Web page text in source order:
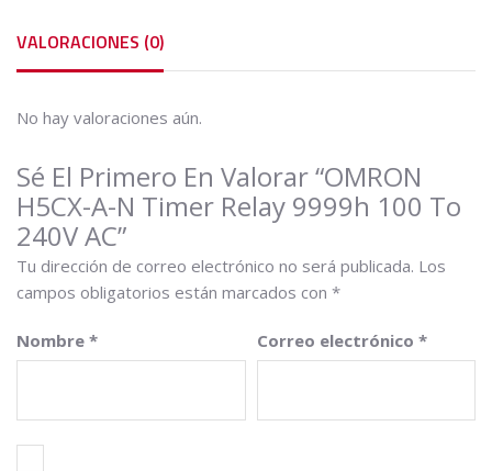
cantidad
VALORACIONES (0)
No hay valoraciones aún.
Sé El Primero En Valorar “OMRON
H5CX-A-N Timer Relay 9999h 100 To
240V AC”
Tu dirección de correo electrónico no será publicada. Los
campos obligatorios están marcados con *
Nombre * Correo electrónico *